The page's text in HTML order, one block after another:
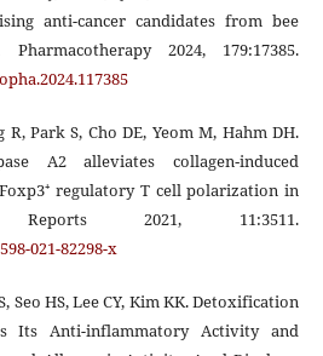
anti-cancer candidates from bee
2024, 179:17385.
Park S, Cho DE, Yeom M, Hahm DH.
A2 alleviates collagen‑induced
regulatory T cell polarization in
2021, 11:3511.
021-82298-x
Seo HS, Lee CY, Kim KK. Detoxification
Its Anti-inflammatory Activity and